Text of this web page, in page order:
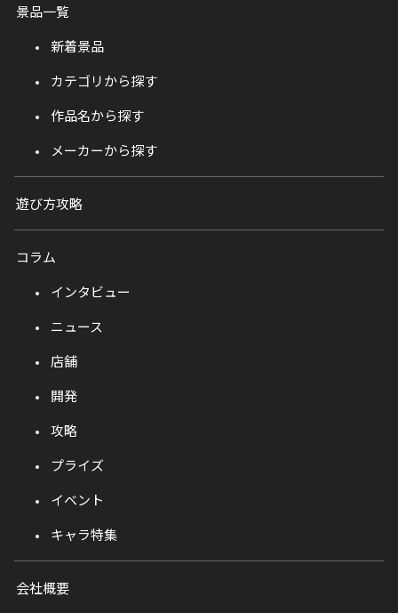
景品一覧
新着景品
カテゴリから探す
作品名から探す
メーカーから探す
遊び方攻略
コラム
インタビュー
ニュース
店舗
開発
攻略
プライズ
イベント
キャラ特集
会社概要